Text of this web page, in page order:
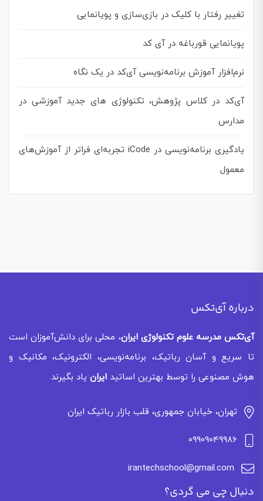
تغییر رفتار با کلیک در بازی‌سازی و پویانمایی
پویانمایی قورباغه در آی کد
نرم‌افزار آموزش برنامه‌نویسی آی‌کد در یک نگاه
آی‌کد در کلاس پژوهش، تکنولوژی های جدید آموزشی در
مدارس
یادگیری برنامه‌نویسی در iCode تجربه‌ای فراتر از آموزش‌های
معمول
درباره آی‌تکس
آی‌تکس مدرسه علوم تکنولوژی ایران، محلی برای دانش‌آموزان است
تا سریع و آسان رباتیک، برنامه‌نویسی، الکترونیک، مکانیک و
هوش مصنوعی را توسط بهترین اساتید ایران یاد بگیرند.
تهران، خیابان جمهوری، قلب بازار رباتیک ایران
09909049986
irantechschool@gmail.com
دنبال چی می گردی؟